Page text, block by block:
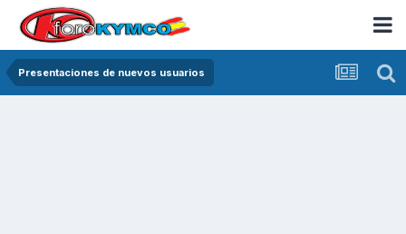
Presentaciones de nuevos usuarios